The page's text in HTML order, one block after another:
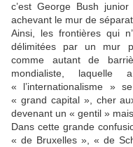
c’est George Bush
achevant le mur de
Ainsi, les frontières qui
délimitées par un mur
comme autant de
mondialiste, laquelle
« l’internationalisme »
« grand capital », cher
devenant un « gentil »
Dans cette grande
« de Bruxelles », « de